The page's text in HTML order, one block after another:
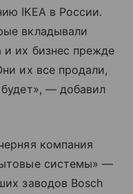
IKEA в России.
вкладывали
и их бизнес прежде
их все продали,
— добавил
компания
системы» —
заводов Bosch